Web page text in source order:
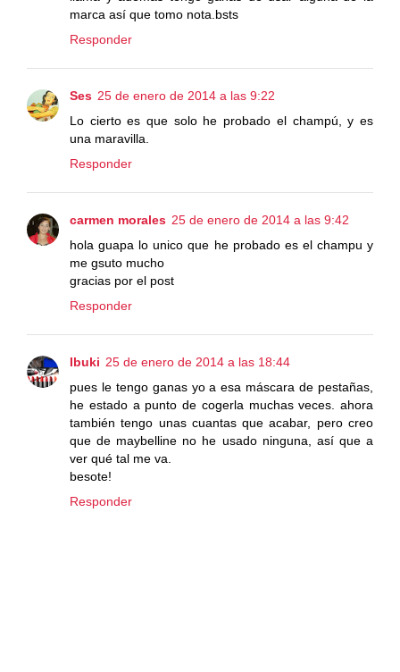
marca así que tomo nota.bsts
Responder
Ses 25 de enero de 2014 a las 9:22
Lo cierto es que solo he probado el champú, y es
una maravilla.
Responder
carmen morales 25 de enero de 2014 a las 9:42
hola guapa lo unico que he probado es el champu y
me gsuto mucho
gracias por el post
Responder
Ibuki 25 de enero de 2014 a las 18:44
pues le tengo ganas yo a esa máscara de pestañas,
he estado a punto de cogerla muchas veces. ahora
también tengo unas cuantas que acabar, pero creo
que de maybelline no he usado ninguna, así que a
ver qué tal me va.
besote!
Responder